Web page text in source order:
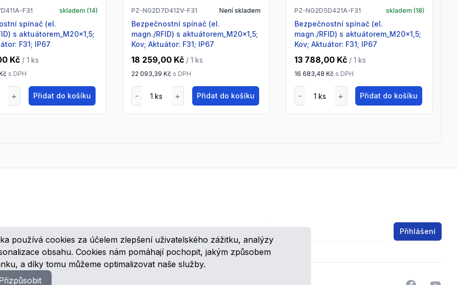
používá cookies za účelem zlepšení uživatelského zážitku, analýzy
obsahu. Cookies nám pomáhají pochopit, jakým způsobem
a díky tomu můžeme optimalizovat naše služby.
F31 skladem (14)
s aktuátorem_M20x1,5;
F31; IP67
Kč / 1 ks
s DPH
Přidat do košíku
PZ-NG2D7D412V-F31 Není skladem
Bezpečnostní spínač (el.
magn./RFID) s aktuátorem_M20x1,5;
Kov; Aktuátor: F31; IP67
18 259,00 Kč / 1 ks
22 093,39 Kč s DPH
Přidat do košíku
PZ-NG2D5D421A-F31 skladem (18)
Bezpečnostní spínač (el.
magn./RFID) s aktuátorem_M20x1,5;
Kov; Aktuátor: F31; IP67
13 788,00 Kč / 1 ks
16 683,48 Kč s DPH
Přidat do košíku
speciálních cenových nabídkách a různých zajímavých akcích.
Email address Přihlášení